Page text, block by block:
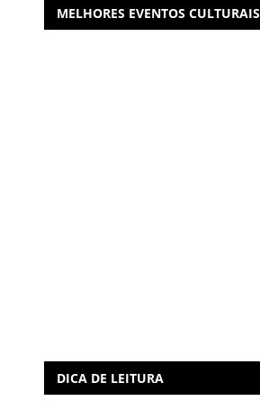
MELHORES EVENTOS CULTURAIS
DICA DE LEITURA